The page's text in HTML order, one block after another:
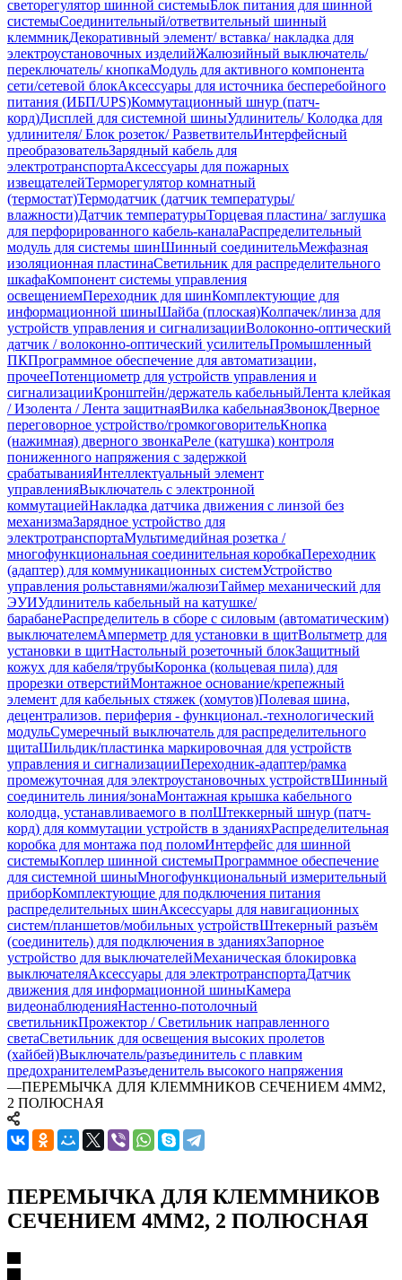
светорегулятор шинной системыБлок питания для шинной
системыСоединительный/ответвительный шинный
клеммникДекоративный элемент/ вставка/ накладка для
электроустановочных изделийЖалюзийный выключатель/
переключатель/ кнопкаМодуль для активного компонента
сети/сетевой блокАксессуары для источника бесперебойного
питания (ИБП/UPS)Коммутационный шнур (патч-
корд)Дисплей для системной шиныУдлинитель/ Колодка для
удлинителя/ Блок розеток/ РазветвительИнтерфейсный
преобразовательЗарядный кабель для
электротранспортаАксессуары для пожарных
извещателейТерморегулятор комнатный
(термостат)Термодатчик (датчик температуры/
влажности)Датчик температурыТорцевая пластина/ заглушка
для перфорированного кабель-каналаРаспределительный
модуль для системы шинШинный соединительМежфазная
изоляционная пластинаСветильник для распределительного
шкафаКомпонент системы управления
освещениемПереходник для шинКомплектующие для
информационной шиныШайба (плоская)Колпачек/линза для
устройств управления и сигнализацииВолоконно-оптический
датчик / волоконно-оптический усилительПромышленный
ПКПрограммное обеспечение для автоматизации,
прочееПотенциометр для устройств управления и
сигнализацииКронштейн/держатель кабельныйЛента клейкая
/ Изолента / Лента защитнаяВилка кабельнаяЗвонокДверное
переговорное устройство/громкоговорительКнопка
(нажимная) дверного звонкаРеле (катушка) контроля
пониженного напряжения с задержкой
срабатыванияИнтеллектуальный элемент
управленияВыключатель с электронной
коммутациейНакладка датчика движения с линзой без
механизмаЗарядное устройство для
электротранспортаМультимедийная розетка /
многофункциональная соединительная коробкаПереходник
(адаптер) для коммуникационных системУстройство
управления рольставнями/жалюзиТаймер механический для
ЭУИУдлинитель кабельный на катушке/
барабанеРаспределитель в сборе с силовым (автоматическим)
выключателемАмперметр для установки в щитВольтметр для
установки в щитНастольный розеточный блокЗащитный
кожух для кабеля/трубыКоронка (кольцевая пила) для
прорезки отверстийМонтажное основание/крепежный
элемент для кабельных стяжек (хомутов)Полевая шина,
децентрализов. периферия - функционал.-технологический
модульСумеречный выключатель для распределительного
щитаШильдик/пластинка маркировочная для устройств
управления и сигнализацииПереходник-адаптер/рамка
промежуточная для электроустановочных устройствШинный
соединитель линия/зонаМонтажная крышка кабельного
колодца, устанавливаемого в полШтеккерный шнур (патч-
корд) для коммутации устройств в зданияхРаспределительная
коробка для монтажа под поломИнтерфейс для шинной
системыКоплер шинной системыПрограммное обеспечение
для системной шиныМногофункциональный измерительный
приборКомплектующие для подключения питания
распределительных шинАксессуары для навигационных
систем/планшетов/мобильных устройствШтекерный разъём
(соединитель) для подключения в зданияхЗапорное
устройство для выключателейМеханическая блокировка
выключателяАксессуары для электротранспортаДатчик
движения для информационной шиныКамера
видеонаблюденияНастенно-потолочный
светильникПрожектор / Светильник направленного
светаСветильник для освещения высоких пролетов
(хайбей)Выключатель/разъединитель с плавким
предохранителемРазъеденитель высокого напряжения
—ПЕРЕМЫЧКА ДЛЯ КЛЕММНИКОВ СЕЧЕНИЕМ 4ММ2,
2 ПОЛЮСНАЯ
ПЕРЕМЫЧКА ДЛЯ КЛЕММНИКОВ
СЕЧЕНИЕМ 4ММ2, 2 ПОЛЮСНАЯ